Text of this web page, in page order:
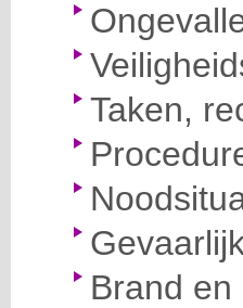
Taken,
Brand en